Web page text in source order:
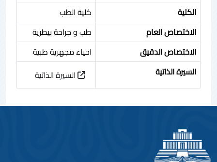
الكلية
كلية الطب
الاختصاص العام
طب و جراحة بيطرية
الاختصاص الدقيق
احياء مجهرية طبية
السيرة الذاتية
السيرة الذاتية